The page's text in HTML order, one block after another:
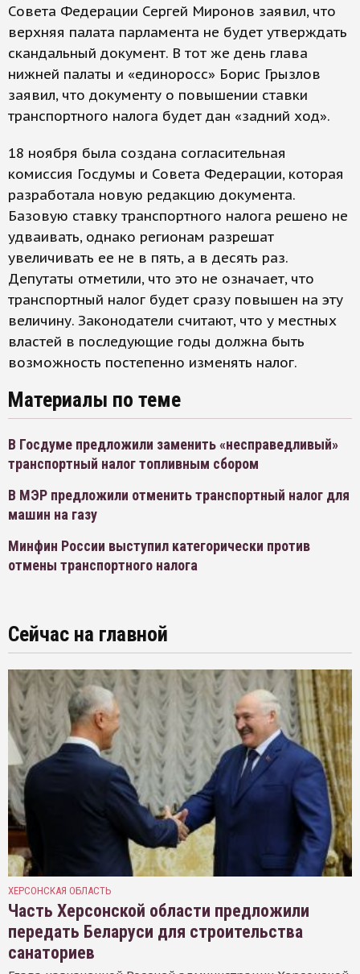
Совета Федерации Сергей Миронов заявил, что
верхняя палата парламента не будет утверждать
скандальный документ. В тот же день глава
нижней палаты и «единоросс» Борис Грызлов
заявил, что документу о повышении ставки
транспортного налога будет дан «задний ход».
18 ноября была создана согласительная
комиссия Госдумы и Совета Федерации, которая
разработала новую редакцию документа.
Базовую ставку транспортного налога решено не
удваивать, однако регионам разрешат
увеличивать ее не в пять, а в десять раз.
Депутаты отметили, что это не означает, что
транспортный налог будет сразу повышен на эту
величину. Законодатели считают, что у местных
властей в последующие годы должна быть
возможность постепенно изменять налог.
Материалы по теме
В Госдуме предложили заменить «несправедливый»
транспортный налог топливным сбором
В МЭР предложили отменить транспортный налог для
машин на газу
Минфин России выступил категорически против
отмены транспортного налога
Сейчас на главной
ХЕРСОНСКАЯ ОБЛАСТЬ
Часть Херсонской области предложили
передать Беларуси для строительства
санаториев